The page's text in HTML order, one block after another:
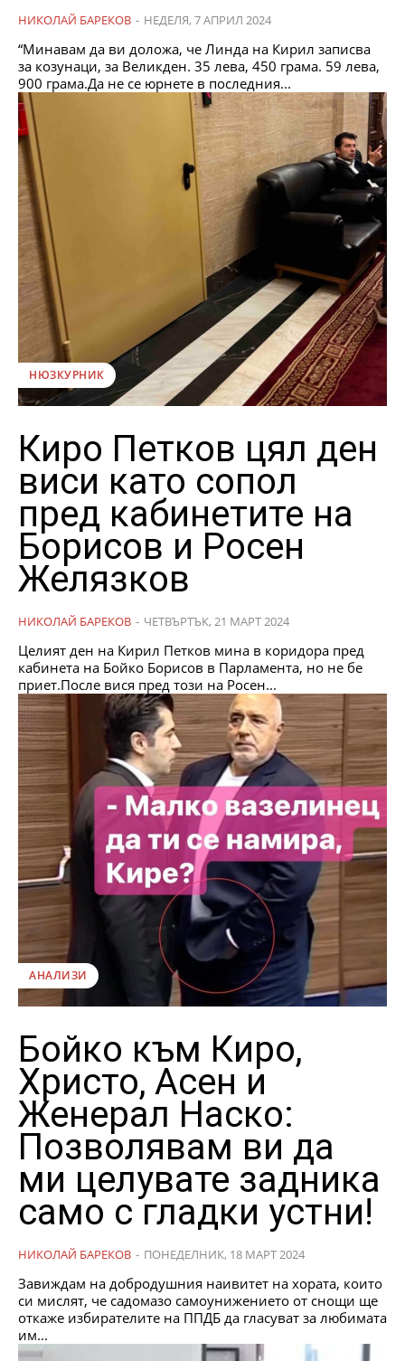
НИКОЛАЙ БАРЕКОВ - НЕДЕЛЯ, 7 АПРИЛ 2024
“Минавам да ви доложа, че Линда на Кирил записва
за козунаци, за Великден. 35 лева, 450 грама. 59 лева,
900 грама.Да не се юрнете в последния...
НЮЗКУРНИК
Киро Петков цял ден
виси като сопол
пред кабинетите на
Борисов и Росен
Желязков
НИКОЛАЙ БАРЕКОВ - ЧЕТВЪРТЪК, 21 МАРТ 2024
Целият ден на Кирил Петков мина в коридора пред
кабинета на Бойко Борисов в Парламента, но не бе
приет.После вися пред този на Росен...
АНАЛИЗИ
Бойко към Киро,
Христо, Асен и
Женерал Наско:
Позволявам ви да
ми целувате задника
само с гладки устни!
НИКОЛАЙ БАРЕКОВ - ПОНЕДЕЛНИК, 18 МАРТ 2024
Завиждам на добродушния наивитет на хората, които
си мислят, че садомазо самоунижението от снощи ще
откаже избирателите на ППДБ да гласуват за любимата
им...